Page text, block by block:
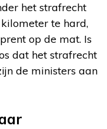
het strafrecht
te hard,
op de mat. Is
dat het strafrecht
de ministers aan